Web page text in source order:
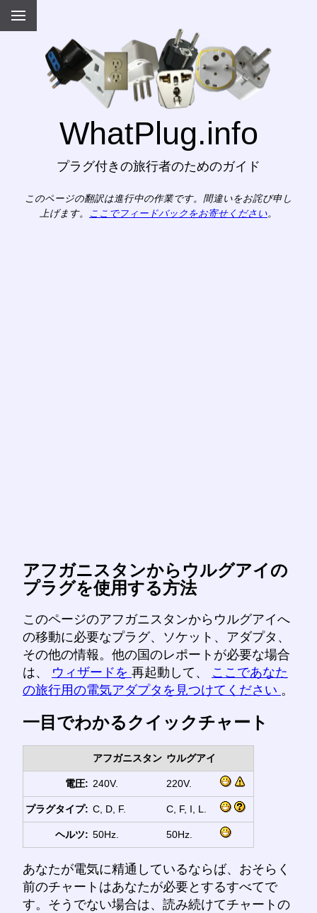
WhatPlug.info
プラグ付きの旅行者のためのガイド
このページの翻訳は進行中の作業です。間違いをお詫び申し
上げます。
ここでフィードバックをお寄せください。
アフガニスタンからウルグアイの
プラグを使用する方法
このページのアフガニスタンからウルグアイへ
の移動に必要なプラグ、ソケット、アダプタ、
その他の情報。他の国のレポートが必要な場合
は、 ウィザードを 再起動して、 ここであなた
の旅行用の電気アダプタを見つけてください 。
一目でわかるクイックチャート
アフガニスタン ウルグアイ
電圧: 240V. 220V.
プラグタイプ: C, D, F. C, F, I, L.
ヘルツ: 50Hz. 50Hz.
あなたが電気に精通しているならば、おそらく
前のチャートはあなたが必要とするすべてで
す。そうでない場合は、読み続けてチャートの